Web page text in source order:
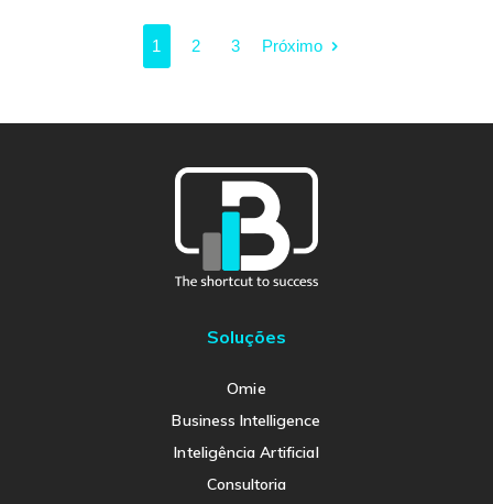
1 2 3 Próximo
Soluções
Omie
Business Intelligence
Inteligência Artificial
Consultoria